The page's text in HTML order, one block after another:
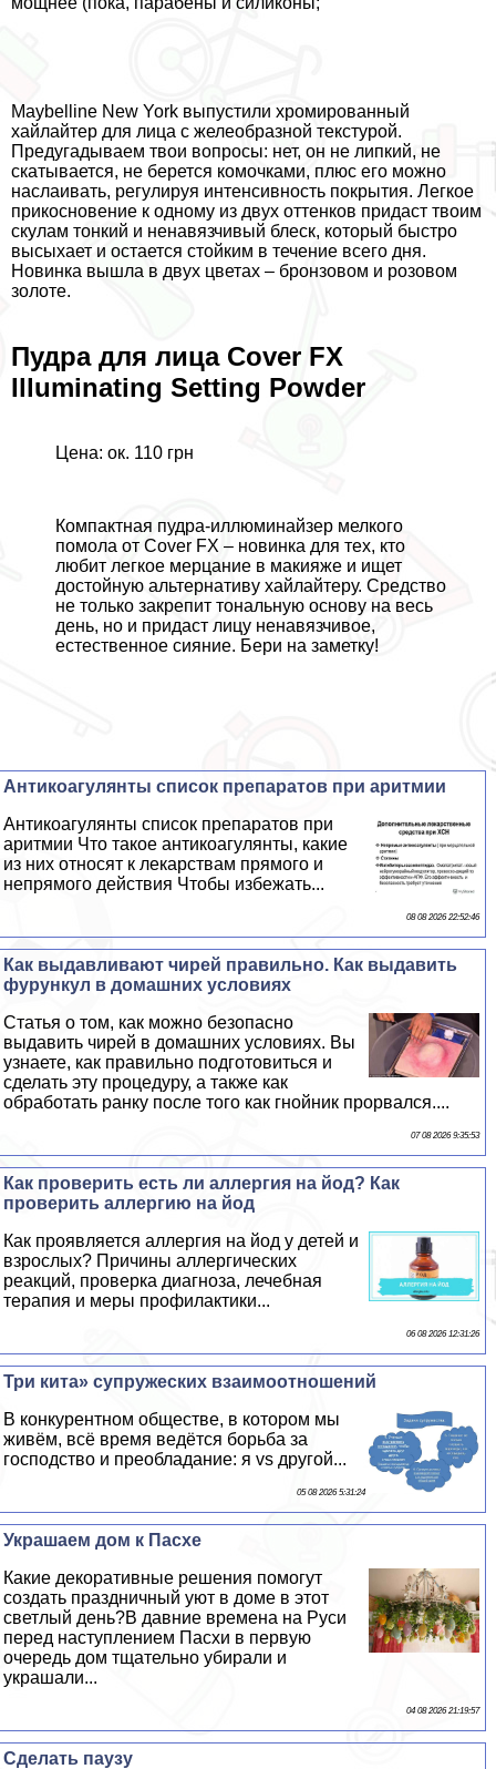
Maybelline New York выпустили хромированный
хайлайтер для лица с желеобразной текстурой.
Предугадываем твои вопросы: нет, он не липкий, не
скатывается, не берется комочками, плюс его можно
наслаивать, регулируя интенсивность покрытия. Легкое
прикосновение к одному из двух оттенков придаст твоим
скулам тонкий и ненавязчивый блеск, который быстро
высыхает и остается стойким в течение всего дня.
Новинка вышла в двух цветах – бронзовом и розовом
золоте.
Пудра для лица Cover FX
Illuminating Setting Powder
Цена: ок. 110 грн
Компактная пудра-иллюминайзер мелкого
помола от Cover FX – новинка для тех, кто
любит легкое мерцание в макияже и ищет
достойную альтернативу хайлайтеру. Средство
не только закрепит тональную основу на весь
день, но и придаст лицу ненавязчивое,
естественное сияние. Бери на заметку!
Антикоагулянты список препаратов при аритмии
Антикоагулянты список препаратов при
аритмии Что такое антикоагулянты, какие
из них относят к лекарствам прямого и
непрямого действия Чтобы избежать...
08 08 2026 22:52:46
Как выдавливают чирей правильно. Как выдавить
фурункул в домашних условиях
Статья о том, как можно безопасно
выдавить чирей в домашних условиях. Вы
узнаете, как правильно подготовиться и
сделать эту процедуру, а также как
обработать ранку после того как гнойник прорвался....
07 08 2026 9:35:53
Как проверить есть ли аллергия на йод? Как
проверить аллергию на йод
Как проявляется аллергия на йод у детей и
взрослых? Причины аллергических
реакций, проверка диагноза, лечебная
терапия и меры профилактики...
06 08 2026 12:31:26
Три кита» супружеских взаимоотношений
В конкурентном обществе, в котором мы
живём, всё время ведётся борьба за
господство и преобладание: я vs другой...
05 08 2026 5:31:24
Украшаем дом к Пасхе
Какие декоративные решения помогут
создать праздничный уют в доме в этот
светлый день?В давние времена на Руси
перед наступлением Пасхи в первую
очередь дом тщательно убирали и
украшали...
04 08 2026 21:19:57
Сделать паузу